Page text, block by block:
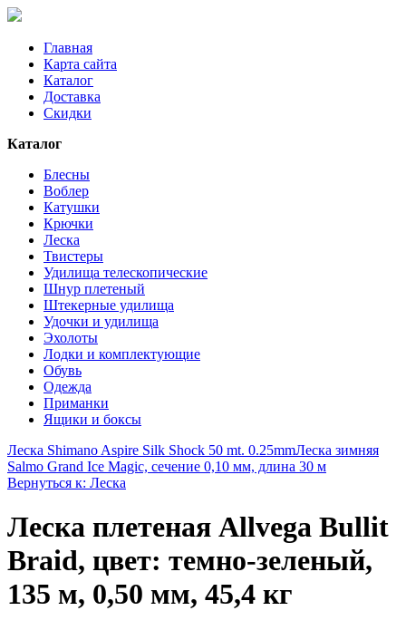
Главная
Карта сайта
Каталог
Доставка
Скидки
Каталог
Блесны
Воблер
Катушки
Крючки
Леска
Твистеры
Удилища телескопические
Шнур плетеный
Штекерные удилища
Удочки и удилища
Эхолоты
Лодки и комплектующие
Обувь
Одежда
Приманки
Ящики и боксы
Леска Shimano Aspire Silk Shock 50 mt. 0.25mmЛеска зимняя
Salmo Grand Ice Magic, сечение 0,10 мм, длина 30 м
Вернуться к: Леска
Леска плетеная Allvega Bullit
Braid, цвет: темно-зеленый,
135 м, 0,50 мм, 45,4 кг